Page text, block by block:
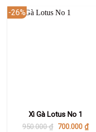
-26%
Xì Gà Lotus No 1
950.000₫ 700.000 ₫